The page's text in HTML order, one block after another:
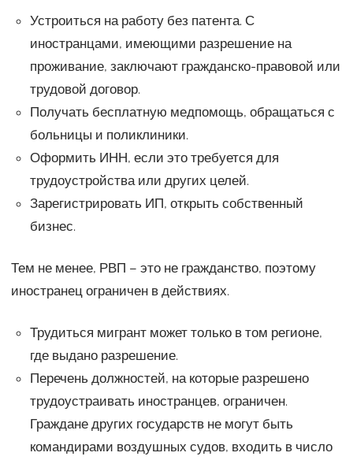
Устроиться на работу без патента. С
иностранцами, имеющими разрешение на
проживание, заключают гражданско-правовой или
трудовой договор.
Получать бесплатную медпомощь, обращаться с
больницы и поликлиники.
Оформить ИНН, если это требуется для
трудоустройства или других целей.
Зарегистрировать ИП, открыть собственный
бизнес.
Тем не менее, РВП – это не гражданство, поэтому
иностранец ограничен в действиях.
Трудиться мигрант может только в том регионе,
где выдано разрешение.
Перечень должностей, на которые разрешено
трудоустраивать иностранцев, ограничен.
Граждане других государств не могут быть
командирами воздушных судов, входить в число